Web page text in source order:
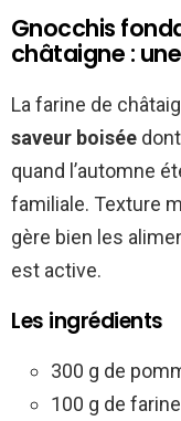
Gnocchis
châtaigne :
La farine de
saveur boisée
quand l’automne
familiale. Texture
gère bien les
est active.
Les ingrédients
300 g de
100 g de